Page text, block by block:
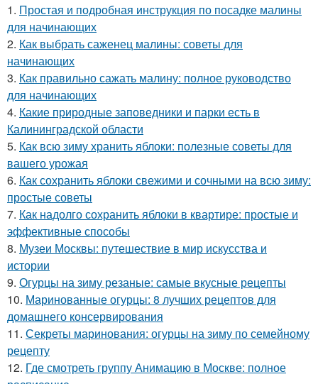
1. Простая и подробная инструкция по посадке малины
для начинающих
2. Как выбрать саженец малины: советы для
начинающих
3. Как правильно сажать малину: полное руководство
для начинающих
4. Какие природные заповедники и парки есть в
Калининградской области
5. Как всю зиму хранить яблоки: полезные советы для
вашего урожая
6. Как сохранить яблоки свежими и сочными на всю зиму:
простые советы
7. Как надолго сохранить яблоки в квартире: простые и
эффективные способы
8. Музеи Москвы: путешествие в мир искусства и
истории
9. Огурцы на зиму резаные: самые вкусные рецепты
10. Маринованные огурцы: 8 лучших рецептов для
домашнего консервирования
11. Секреты маринования: огурцы на зиму по семейному
рецепту
12. Где смотреть группу Анимацию в Москве: полное